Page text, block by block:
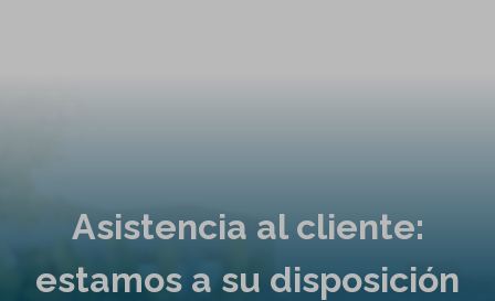
Asistencia al cliente:
estamos a su disposición